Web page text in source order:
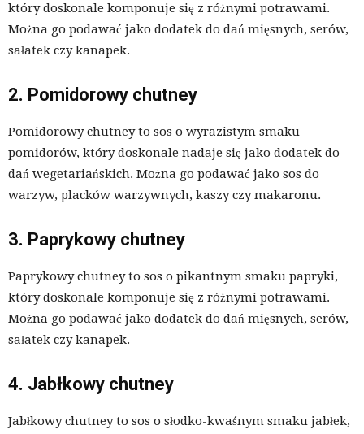
który doskonale komponuje się z różnymi potrawami.
Można go podawać jako dodatek do dań mięsnych, serów,
sałatek czy kanapek.
2. Pomidorowy chutney
Pomidorowy chutney to sos o wyrazistym smaku
pomidorów, który doskonale nadaje się jako dodatek do
dań wegetariańskich. Można go podawać jako sos do
warzyw, placków warzywnych, kaszy czy makaronu.
3. Paprykowy chutney
Paprykowy chutney to sos o pikantnym smaku papryki,
który doskonale komponuje się z różnymi potrawami.
Można go podawać jako dodatek do dań mięsnych, serów,
sałatek czy kanapek.
4. Jabłkowy chutney
Jabłkowy chutney to sos o słodko-kwaśnym smaku jabłek,